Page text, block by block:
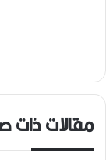
مقالات ذات